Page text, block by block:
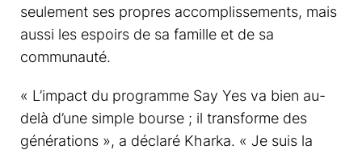
seulement ses propres accomplissements, mais
aussi les espoirs de sa famille et de sa
communauté.
« L’impact du programme Say Yes va bien au-
delà d’une simple bourse ; il transforme des
générations », a déclaré Kharka. « Je suis la